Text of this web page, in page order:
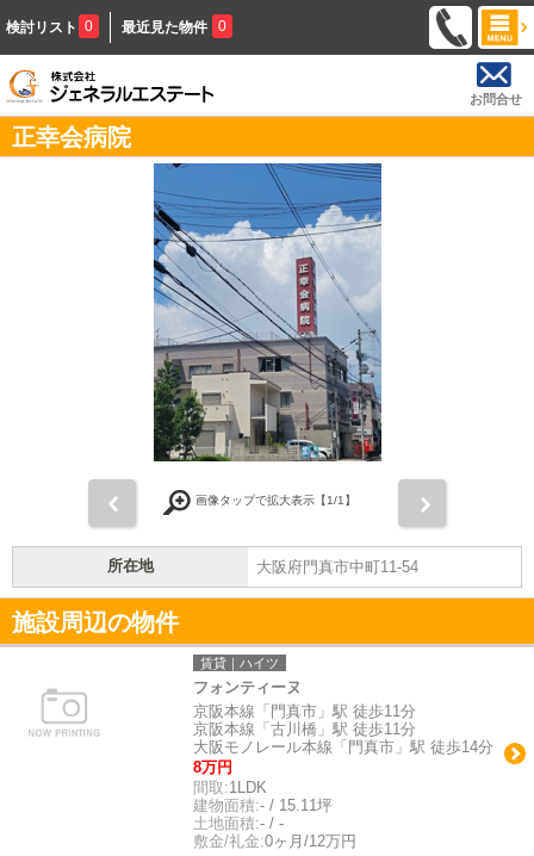
検討リスト 0 最近見た物件 0
お問合せ
正幸会病院
画像タップで拡大表示【1/1】
所在地 大阪府門真市中町11-54
施設周辺の物件
賃貸｜ハイツ
フォンティーヌ
京阪本線「門真市」駅 徒歩11分
京阪本線「古川橋」駅 徒歩11分
大阪モノレール本線「門真市」駅 徒歩14分
8万円
間取:1LDK
建物面積:- / 15.11坪
土地面積:- / -
敷金/礼金:0ヶ月/12万円